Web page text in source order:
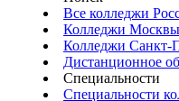
Все колледжи
Колледжи Москвы
Колледжи Санкт-
Дистанционное
Специальности
Специальности